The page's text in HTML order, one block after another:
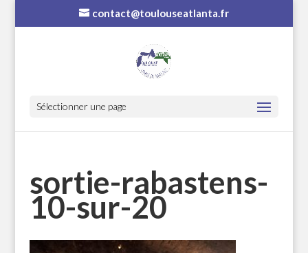
contact@toulouseatlanta.fr
Sélectionner une page
sortie-rabastens-
10-sur-20